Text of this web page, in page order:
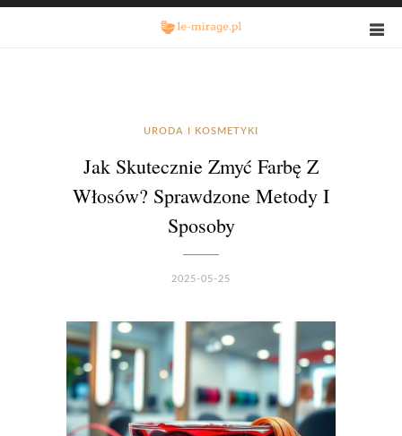
URODA I KOSMETYKI
Jak Skutecznie Zmyć Farbę Z
Włosów? Sprawdzone Metody I
Sposoby
2025-05-25